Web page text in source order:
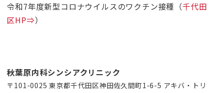
令和7年度新型コロナウイルスのワクチン接種（千代田
区HP⇒）
秋葉原内科シンシアクリニック
〒101-0025 東京都千代田区神田佐久間町1-6-5 アキバ・トリ